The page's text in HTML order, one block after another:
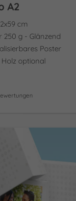
A2
cm
250 g - Glänzend
Poster
optional